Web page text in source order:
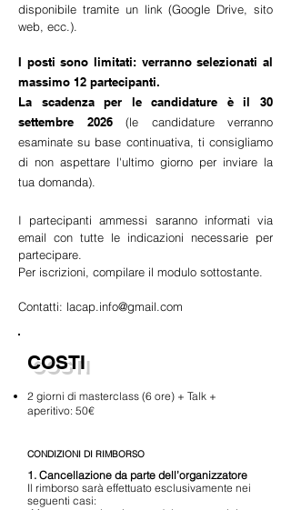
disponibile tramite un link (Google Drive, sito
web, ecc.).
I posti sono limitati: verranno selezionati al
massimo 12 partecipanti.
La scadenza per le candidature è il 30
settembre 2026(le candidature verranno
esaminate su base continuativa, ti consigliamo
di non aspettare l'ultimo giorno per inviare la
tua domanda).
I partecipanti ammessi saranno informati via
email con tutte le indicazioni necessarie per
partecipare.
Per iscrizioni, compilare il modulo sottostante.
Contatti: lacap.info@gmail.com
COSTI
2 giorni di masterclass (6 ore) + Talk +
aperitivo: 50€
​CONDIZIONI DI RIMBORSO
1. Cancellazione da parte dell’organizzatore
Il rimborso sarà effettuato esclusivamente nei
seguenti casi: